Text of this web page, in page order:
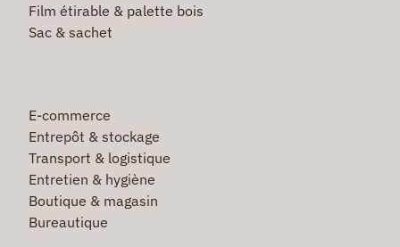
Film étirable & palette bois
Sac & sachet
E-commerce
Entrepôt & stockage
Transport & logistique
Entretien & hygiène
Boutique & magasin
Bureautique